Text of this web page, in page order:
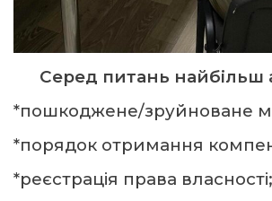
Серед питань найбільш
*пошкоджене/зруйноване
*порядок отримання
*реєстрація права власності;